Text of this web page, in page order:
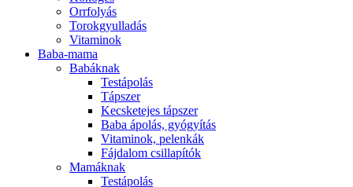
Orrfolyás
Torokgyulladás
Vitaminok
Baba-mama
Babáknak
Testápolás
Tápszer
Kecsketejes tápszer
Baba ápolás, gyógyítás
Vitaminok, pelenkák
Fájdalom csillapítók
Mamáknak
Testápolás